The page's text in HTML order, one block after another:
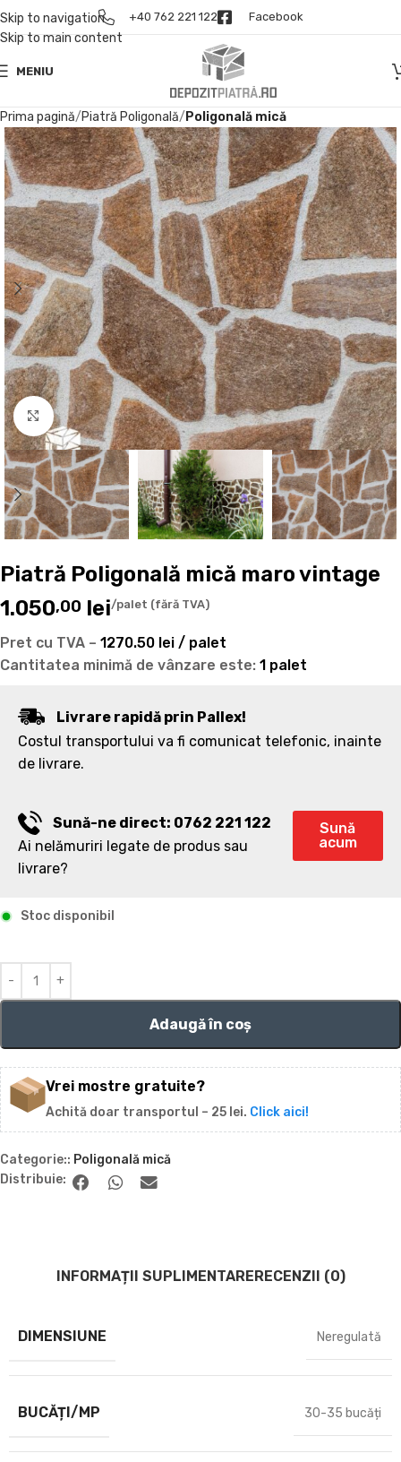
Skip to navigation
Skip to main content
+40 762 221 122 Facebook
MENIU
Prima pagină Piatră Poligonală Poligonală mică
Mărește imaginea
Piatră Poligonală mică maro vintage
1.050,00 lei/palet (fără TVA)
Pret cu TVA – 1270.50 lei / palet
Cantitatea minimă de vânzare este: 1 palet
Livrare rapidă prin Pallex!
Costul transportului va fi comunicat telefonic, inainte
de livrare.
Sună-ne direct: 0762 221 122
Ai nelămuriri legate de produs sau
livrare?
Sună
acum
Stoc disponibil
Adaugă în coș
Vrei mostre gratuite?
Achită doar transportul – 25 lei. Click aici!
Categorie:: Poligonală mică
Distribuie:
INFORMAȚII SUPLIMENTARERECENZII (0)
DIMENSIUNE Neregulată
BUCĂȚI/MP 30-35 bucăți